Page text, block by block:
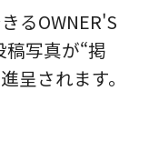
るOWNER'S
稿写真が“掲
呈されます。